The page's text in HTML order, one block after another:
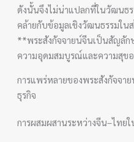
ดังนั้นจึงไม่น่าแปลกที่ในวัฒนธ
คล้ายกับข้อมูลเชิงวัฒนธรรมใน
**พระสังกัจจายน์จีนเป็นสัญลั
ความอุดมสมบูรณ์และความสุข
การแพร่หลายของพระสังกัจจา
ธุรกิจ
การผสมผสานระหว่างจีน–ไทยใ